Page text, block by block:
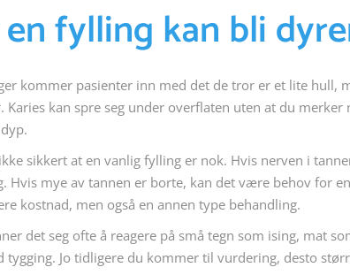
fylling kan bli
kommer pasienter inn med det de tror er et lite hull,
Karies kan spre seg under overflaten uten at du
sikkert at en vanlig fylling er nok. Hvis nerven i
Hvis mye av tannen er borte, kan det være behov for
kostnad, men også en annen type behandling.
det seg ofte å reagere på små tegn som ising, mat
tygging. Jo tidligere du kommer til vurdering, desto